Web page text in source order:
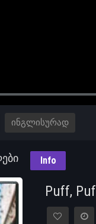
ᲘᲜᲒᲚᲘᲡᲣᲠᲐᲓ
Info
Puff,